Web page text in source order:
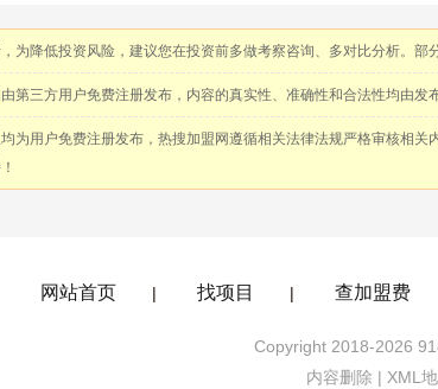
为降低投资风险，建议您在投资前多做考察咨询、多对比分析。部
第三方用户免费注册发布，内容的真实性、准确性和合法性均由发
为用户免费注册发布，热搜加盟网遵循相关法律法规严格审核相
网站首页 | 找项目 | 查加盟费
Copyright 2018-2026
内容删除 | XML